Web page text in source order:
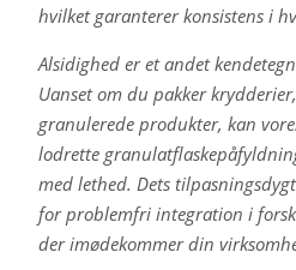
hvilket garanterer konsistens i
Alsidighed er et andet
Uanset om du pakker
granulerede produkter, kan
lodrette
med lethed. Dets
for problemfri integration i
der imødekommer din